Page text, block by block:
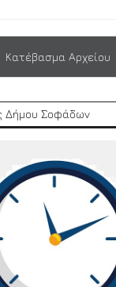
Κατέβασμα Αρχείου
Δήμου Σοφάδων